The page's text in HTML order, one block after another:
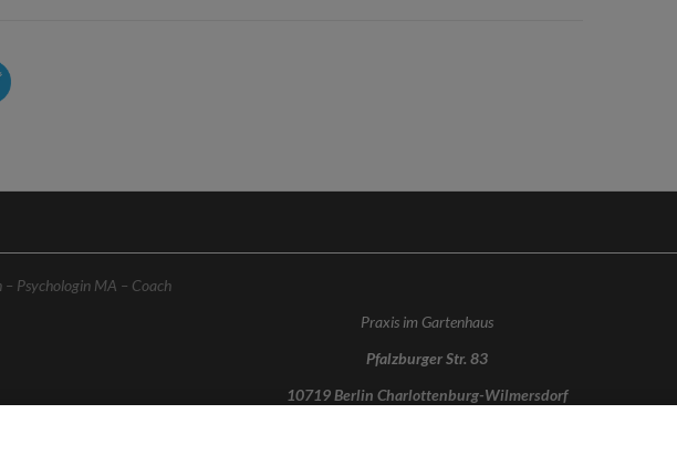
– Psychologin MA – Coach
Praxis im Gartenhaus
Pfalzburger Str. 83
10719 Berlin Charlottenburg-Wilmersdorf